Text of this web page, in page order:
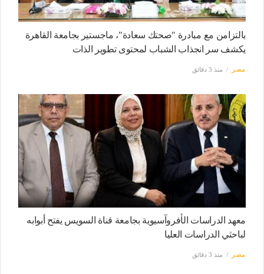
بالتزامن مع مبادرة "صحتك سعادة"، ماجستير بجامعة القاهرة
يكشف سر انجذاب الشباب لمحتوى تطوير الذات
مصر منذ 3 دقائق
معهد الدراسات الأفروآسيوية بجامعة قناة السويس يفتح أبوابه
لباحثي الدراسات العليا
مصر منذ 3 دقائق